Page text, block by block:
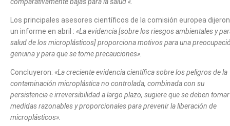
Los principales asesores científicos de la comisión europea
un informe en abril : «La evidencia [sobre los riesgos ambientales y
salud de los microplásticos] proporciona motivos para una
genuina y para que se tome precauciones».
Concluyeron: «La creciente evidencia científica sobre los peligros de la
contaminación microplástica no controlada, combinada con su
persistencia e irreversibilidad a largo plazo, sugiere que se deben tomar
medidas razonables y proporcionales para prevenir la liberación de
microplásticos».